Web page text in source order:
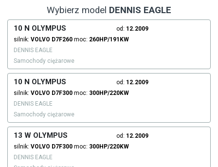
Wybierz model DENNIS EAGLE
10 N OLYMPUS od: 12.2009
silnik: VOLVO D7F260 moc: 260HP/191KW
DENNIS EAGLE
Samochody ciężarowe
10 N OLYMPUS od: 12.2009
silnik: VOLVO D7F300 moc: 300HP/220KW
DENNIS EAGLE
Samochody ciężarowe
13 W OLYMPUS od: 12.2009
silnik: VOLVO D7F300 moc: 300HP/220KW
DENNIS EAGLE